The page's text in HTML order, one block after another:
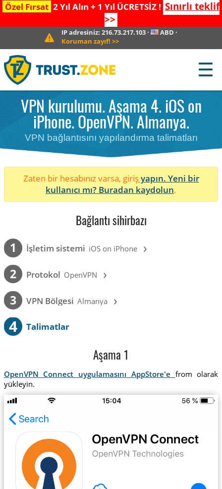
Özel Fırsat 2 Yıl Alın + 1 Yıl ÜCRETSİZ ! Sınırlı teklif
>>
IP adresiniz:216.73.217.103 · ABD ·
Koruman zayıf! >>
☰
VPN kurulumu. Aşama 4. iOS on
iPhone. OpenVPN. Almanya.
VPN bağlantısını yapılandırma talimatları
Zaten bir hesabınız varsa, girişyapın. Yeni bir
kullanıcı mı? Buradan kaydolun.
Bağlantı sihirbazı
1 İşletim sistemi iOS on iPhone ›
2 Protokol OpenVPN ›
3 VPN Bölgesi Almanya ›
4 Talimatlar
Aşama 1
OpenVPN Connect uygulamasını AppStore'e from olarak
yükleyin.